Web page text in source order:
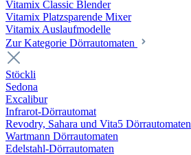
Vitamix Classic Blender
Vitamix Platzsparende Mixer
Vitamix Auslaufmodelle
Zur Kategorie Dörrautomaten
Stöckli
Sedona
Excalibur
Infrarot-Dörrautomat
Revodry, Sahara und Vita5 Dörrautomaten
Wartmann Dörrautomaten
Edelstahl-Dörrautomaten